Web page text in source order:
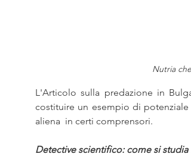
Nutria
L'Articolo sulla predazione in
costituire un esempio di
aliena  in certi comprensori.
Detective scientifico: come si